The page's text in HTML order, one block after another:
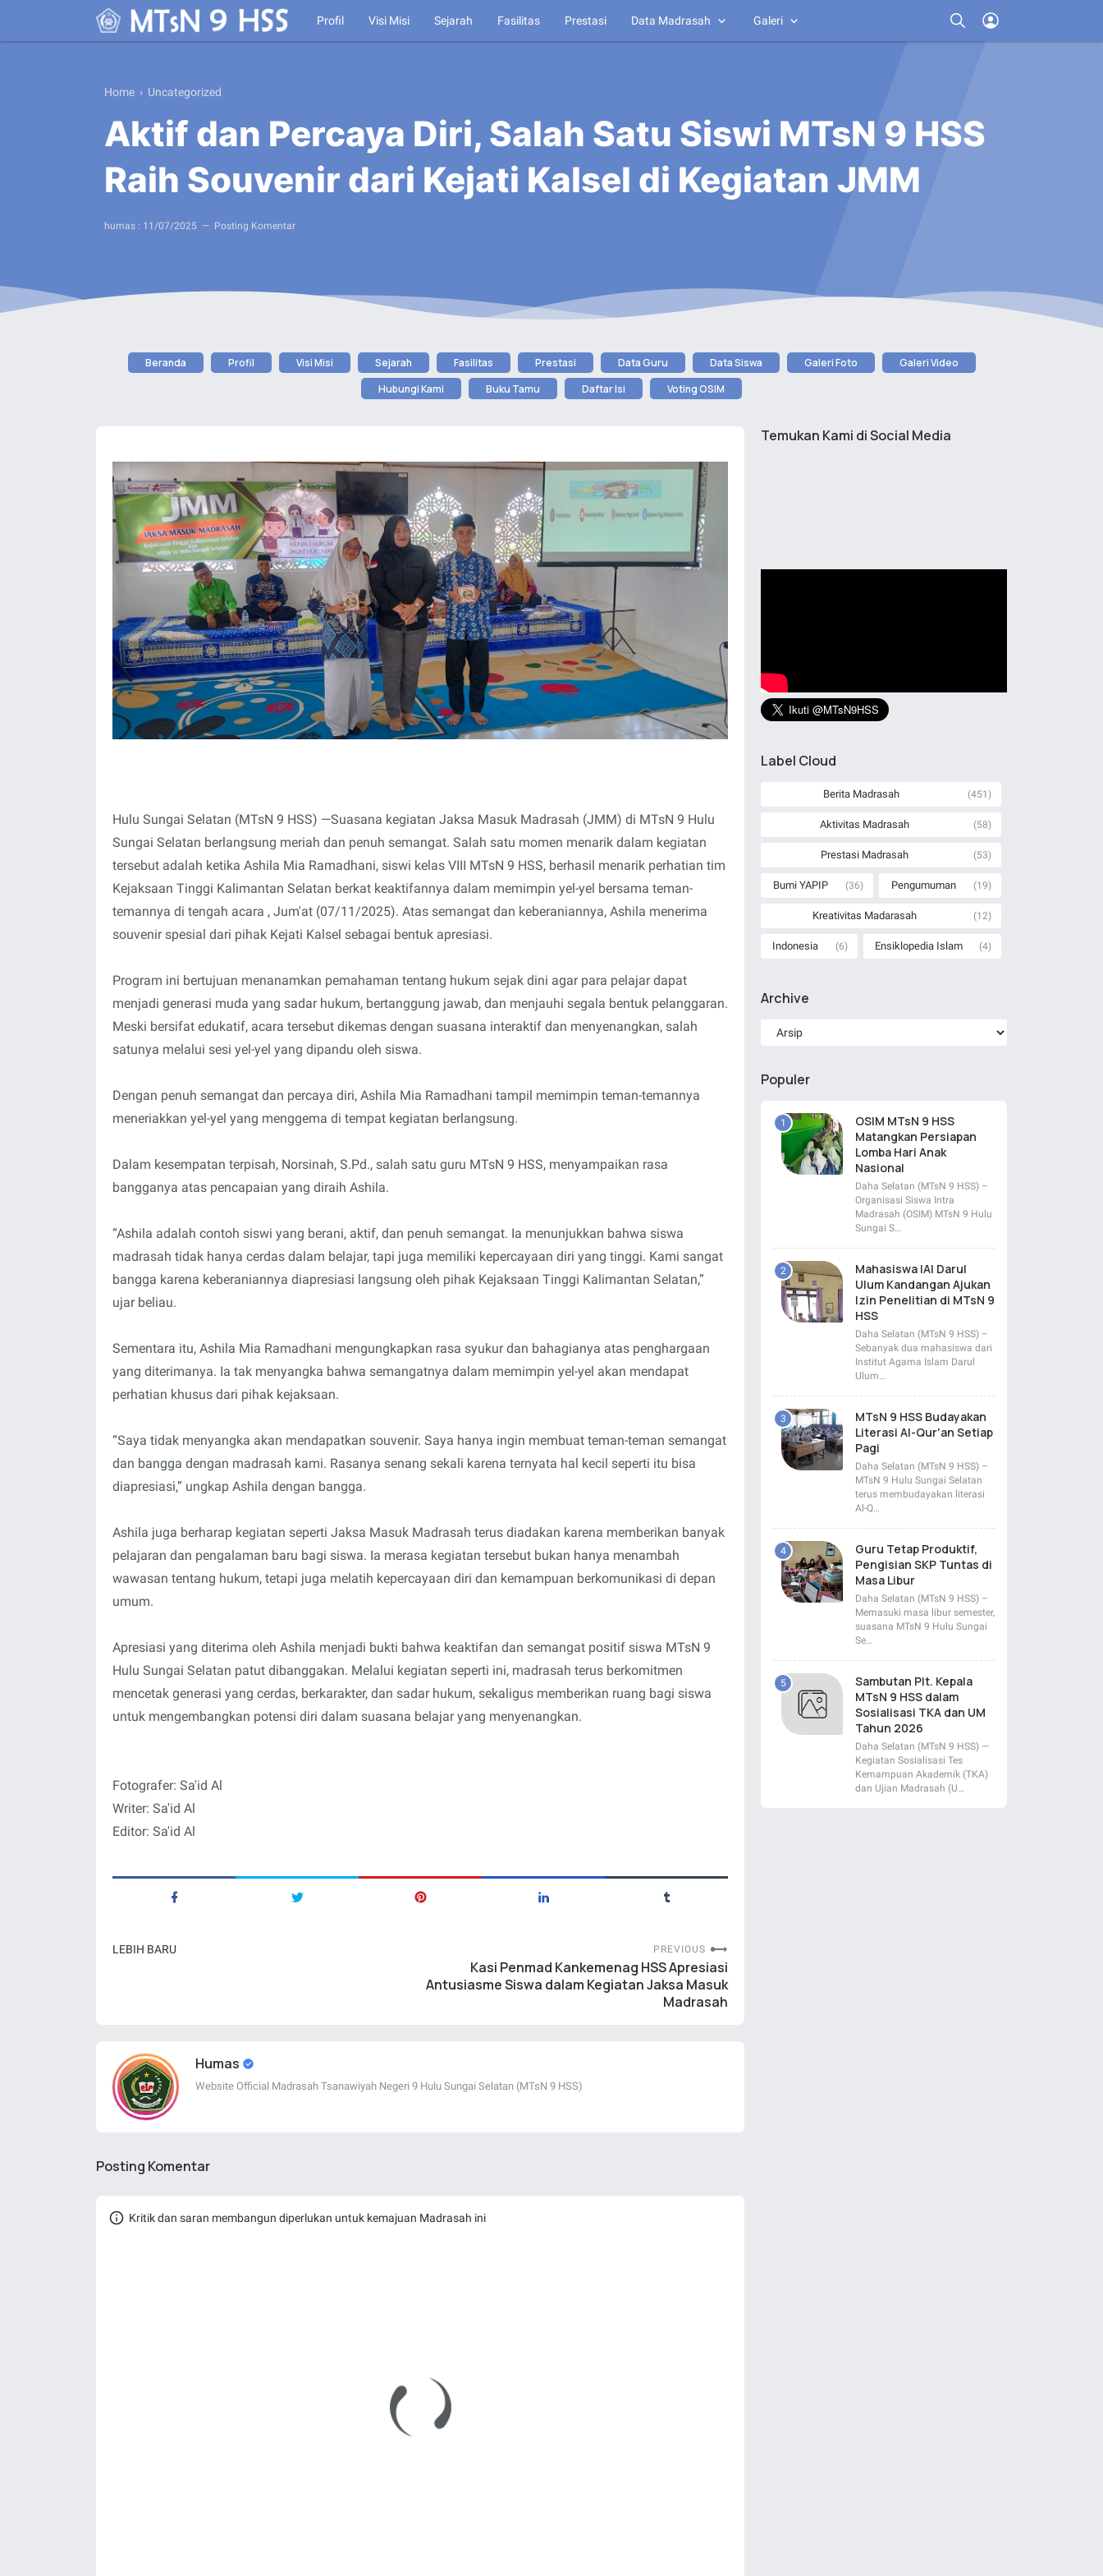
Profil Visi Misi Sejarah Fasilitas Prestasi Data Madrasah Galeri
Beranda Profil Visi Misi Sejarah Fasilitas Prestasi Data Guru Data Siswa Galeri Foto
Galeri Video
Hubungi Kami
Buku Tamu Daftar Isi Voting OSIM
Home › Uncategorized
Aktif dan Percaya Diri, Salah Satu Siswi MTsN 9 HSS
Raih Souvenir dari Kejati Kalsel di Kegiatan JMM
humas : 11/07/2025 Posting Komentar
Hulu Sungai Selatan (MTsN 9 HSS) —Suasana kegiatan Jaksa Masuk Madrasah (JMM) di MTsN 9 Hulu
Sungai Selatan berlangsung meriah dan penuh semangat. Salah satu momen menarik dalam kegiatan
tersebut adalah ketika Ashila Mia Ramadhani, siswi kelas VIII MTsN 9 HSS, berhasil menarik perhatian tim
Kejaksaan Tinggi Kalimantan Selatan berkat keaktifannya dalam memimpin yel-yel bersama teman-
temannya di tengah acara , Jum'at (07/11/2025). Atas semangat dan keberaniannya, Ashila menerima
souvenir spesial dari pihak Kejati Kalsel sebagai bentuk apresiasi.
Program ini bertujuan menanamkan pemahaman tentang hukum sejak dini agar para pelajar dapat
menjadi generasi muda yang sadar hukum, bertanggung jawab, dan menjauhi segala bentuk pelanggaran.
Meski bersifat edukatif, acara tersebut dikemas dengan suasana interaktif dan menyenangkan, salah
satunya melalui sesi yel-yel yang dipandu oleh siswa.
Dengan penuh semangat dan percaya diri, Ashila Mia Ramadhani tampil memimpin teman-temannya
meneriakkan yel-yel yang menggema di tempat kegiatan berlangsung.
Dalam kesempatan terpisah, Norsinah, S.Pd., salah satu guru MTsN 9 HSS, menyampaikan rasa
bangganya atas pencapaian yang diraih Ashila.
“Ashila adalah contoh siswi yang berani, aktif, dan penuh semangat. Ia menunjukkan bahwa siswa
madrasah tidak hanya cerdas dalam belajar, tapi juga memiliki kepercayaan diri yang tinggi. Kami sangat
bangga karena keberaniannya diapresiasi langsung oleh pihak Kejaksaan Tinggi Kalimantan Selatan,”
ujar beliau.
Sementara itu, Ashila Mia Ramadhani mengungkapkan rasa syukur dan bahagianya atas penghargaan
yang diterimanya. Ia tak menyangka bahwa semangatnya dalam memimpin yel-yel akan mendapat
perhatian khusus dari pihak kejaksaan.
“Saya tidak menyangka akan mendapatkan souvenir. Saya hanya ingin membuat teman-teman semangat
dan bangga dengan madrasah kami. Rasanya senang sekali karena ternyata hal kecil seperti itu bisa
diapresiasi,” ungkap Ashila dengan bangga.
Ashila juga berharap kegiatan seperti Jaksa Masuk Madrasah terus diadakan karena memberikan banyak
pelajaran dan pengalaman baru bagi siswa. Ia merasa kegiatan tersebut bukan hanya menambah
wawasan tentang hukum, tetapi juga melatih kepercayaan diri dan kemampuan berkomunikasi di depan
umum.
Apresiasi yang diterima oleh Ashila menjadi bukti bahwa keaktifan dan semangat positif siswa MTsN 9
Hulu Sungai Selatan patut dibanggakan. Melalui kegiatan seperti ini, madrasah terus berkomitmen
mencetak generasi yang cerdas, berkarakter, dan sadar hukum, sekaligus memberikan ruang bagi siswa
untuk mengembangkan potensi diri dalam suasana belajar yang menyenangkan.
Fotografer: Sa'id Al
Writer: Sa'id Al
Editor: Sa'id Al
LEBIH BARU PREVIOUS
Kasi Penmad Kankemenag HSS Apresiasi
Antusiasme Siswa dalam Kegiatan Jaksa Masuk
Madrasah
Humas
Website Official Madrasah Tsanawiyah Negeri 9 Hulu Sungai Selatan (MTsN 9 HSS)
Posting Komentar
Kritik dan saran membangun diperlukan untuk kemajuan Madrasah ini
Temukan Kami di Social Media
Label Cloud
Berita Madrasah (451)
Aktivitas Madrasah (58)
Prestasi Madrasah (53)
Bumi YAPIP (36) Pengumuman (19)
Kreativitas Madarasah (12)
Indonesia (6) Ensiklopedia Islam (4)
Archive
Populer
OSIM MTsN 9 HSS
Matangkan Persiapan
Lomba Hari Anak
Nasional
Daha Selatan (MTsN 9 HSS) –
Organisasi Siswa Intra
Madrasah (OSIM) MTsN 9 Hulu
Sungai S…
Mahasiswa IAI Darul
Ulum Kandangan Ajukan
Izin Penelitian di MTsN 9
HSS
Daha Selatan (MTsN 9 HSS) –
Sebanyak dua mahasiswa dari
Institut Agama Islam Darul
Ulum…
MTsN 9 HSS Budayakan
Literasi Al-Qur'an Setiap
Pagi
Daha Selatan (MTsN 9 HSS) –
MTsN 9 Hulu Sungai Selatan
terus membudayakan literasi
Al-Q…
Guru Tetap Produktif,
Pengisian SKP Tuntas di
Masa Libur
Daha Selatan (MTsN 9 HSS) –
Memasuki masa libur semester,
suasana MTsN 9 Hulu Sungai
Se…
Sambutan Plt. Kepala
MTsN 9 HSS dalam
Sosialisasi TKA dan UM
Tahun 2026
Daha Selatan (MTsN 9 HSS) —
Kegiatan Sosialisasi Tes
Kemampuan Akademik (TKA)
dan Ujian Madrasah (U…